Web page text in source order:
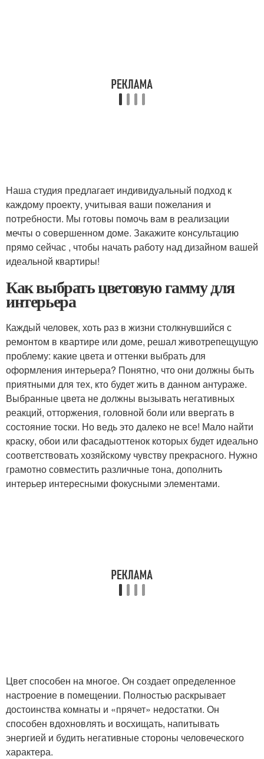
Наша студия предлагает индивидуальный подход к
каждому проекту, учитывая ваши пожелания и
потребности. Мы готовы помочь вам в реализации
мечты о совершенном доме. Закажите консультацию
прямо сейчас , чтобы начать работу над дизайном вашей
идеальной квартиры!
Как выбрать цветовую гамму для
интерьера
Каждый человек, хоть раз в жизни столкнувшийся с
ремонтом в квартире или доме, решал животрепещущую
проблему: какие цвета и оттенки выбрать для
оформления интерьера? Понятно, что они должны быть
приятными для тех, кто будет жить в данном антураже.
Выбранные цвета не должны вызывать негативных
реакций, отторжения, головной боли или ввергать в
состояние тоски. Но ведь это далеко не все! Мало найти
краску, обои или фасадыоттенок которых будет идеально
соответствовать хозяйскому чувству прекрасного. Нужно
грамотно совместить различные тона, дополнить
интерьер интересными фокусными элементами.
Цвет способен на многое. Он создает определенное
настроение в помещении. Полностью раскрывает
достоинства комнаты и «прячет» недостатки. Он
способен вдохновлять и восхищать, напитывать
энергией и будить негативные стороны человеческого
характера.